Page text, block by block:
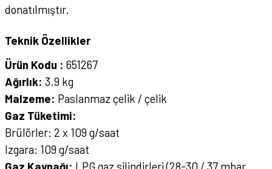
donatılmıştır.
Teknik Özellikler
Ürün Kodu : 651267
Ağırlık: 3.9 kg
Malzeme: Paslanmaz çelik / çelik
Gaz Tüketimi:
Brülörler: 2 x 109 g/saat
Izgara: 109 g/saat